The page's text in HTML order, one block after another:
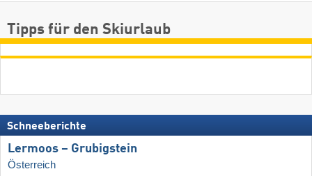
Tipps für den Skiurlaub
Schneeberichte
Lermoos – Grubigstein
Österreich